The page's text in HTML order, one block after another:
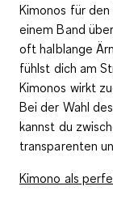
Kimonos für
einemBand
oft halblange
fühlst dich am
Kimonos wirkt
Bei der Wahl
kannst du
transparenten
Kimono als